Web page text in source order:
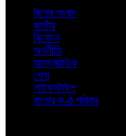
বিশেষ সংবাদ
জাতীয়
বিনোদন
অর্থনীতি
আন্তর্জাতিক
খেলা
লাইফস্টাইল
বাংলার কণ্ঠ পরিবার